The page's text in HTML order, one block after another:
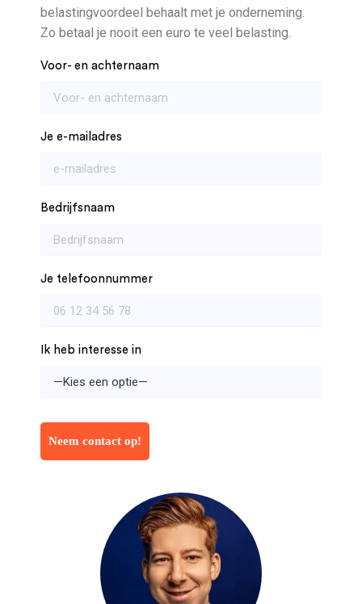
belastingvoordeel behaalt met je onderneming.
Zo betaal je nooit een euro te veel belasting.
Voor- en achternaam
Je e-mailadres
Bedrijfsnaam
Je telefoonnummer
Ik heb interesse in